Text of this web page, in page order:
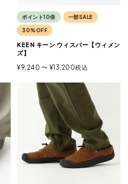
ポイント10倍 一部SALE
30%OFF
KEEN キーン ウィスパー【ウィメン
ズ】
¥9,240 〜 ¥13,200税込